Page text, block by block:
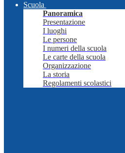
Scuola
Panoramica
Presentazione
I luoghi
Le persone
I numeri della scuola
Le carte della scuola
Organizzazione
La storia
Regolamenti scolastici